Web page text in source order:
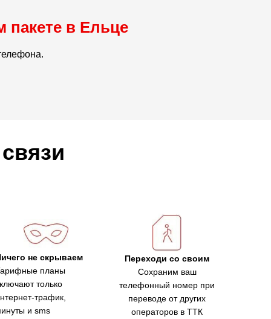
пакете в Ельце
не скрываем
планы
только
трафик,
и sms
Переходи со своим
Сохраним ваш
телефонный номер при
переводе от других
операторов в ТТК